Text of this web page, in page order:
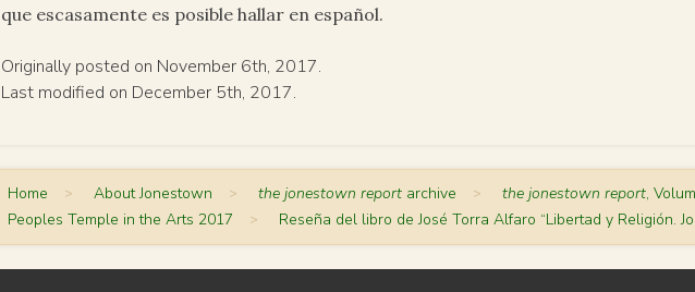
que escasamente es posible hallar en español.
Originally posted on November 6th, 2017.
Last modified on December 5th, 2017.
Home > About Jonestown > the jonestown report archive > the jonestown report,
Peoples Temple in the Arts 2017 > Reseña del libro de José Torra Alfaro “Libertad y Religión.